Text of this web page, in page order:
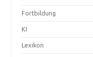
Fortbildung
KI
Lexikon